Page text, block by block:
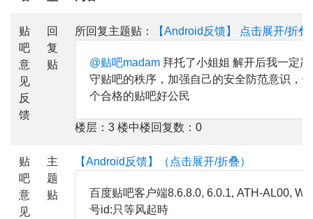
贴
吧
意
见
反
馈
回
复
贴
所回复主题贴： 【Android反馈】 点击展开/折叠
@贴吧madam 拜托了小姐姐 解开后我一定
守贴吧的秩序，加强自己的安全防范意识，
个合格的贴吧好公民
楼层：3 楼中楼回复数：0
贴
吧
意
见
主
题
贴
【Android反馈】（点击展开/折叠）
百度贴吧客户端8.6.8.0, 6.0.1, ATH-AL00,
号id:只等风起時